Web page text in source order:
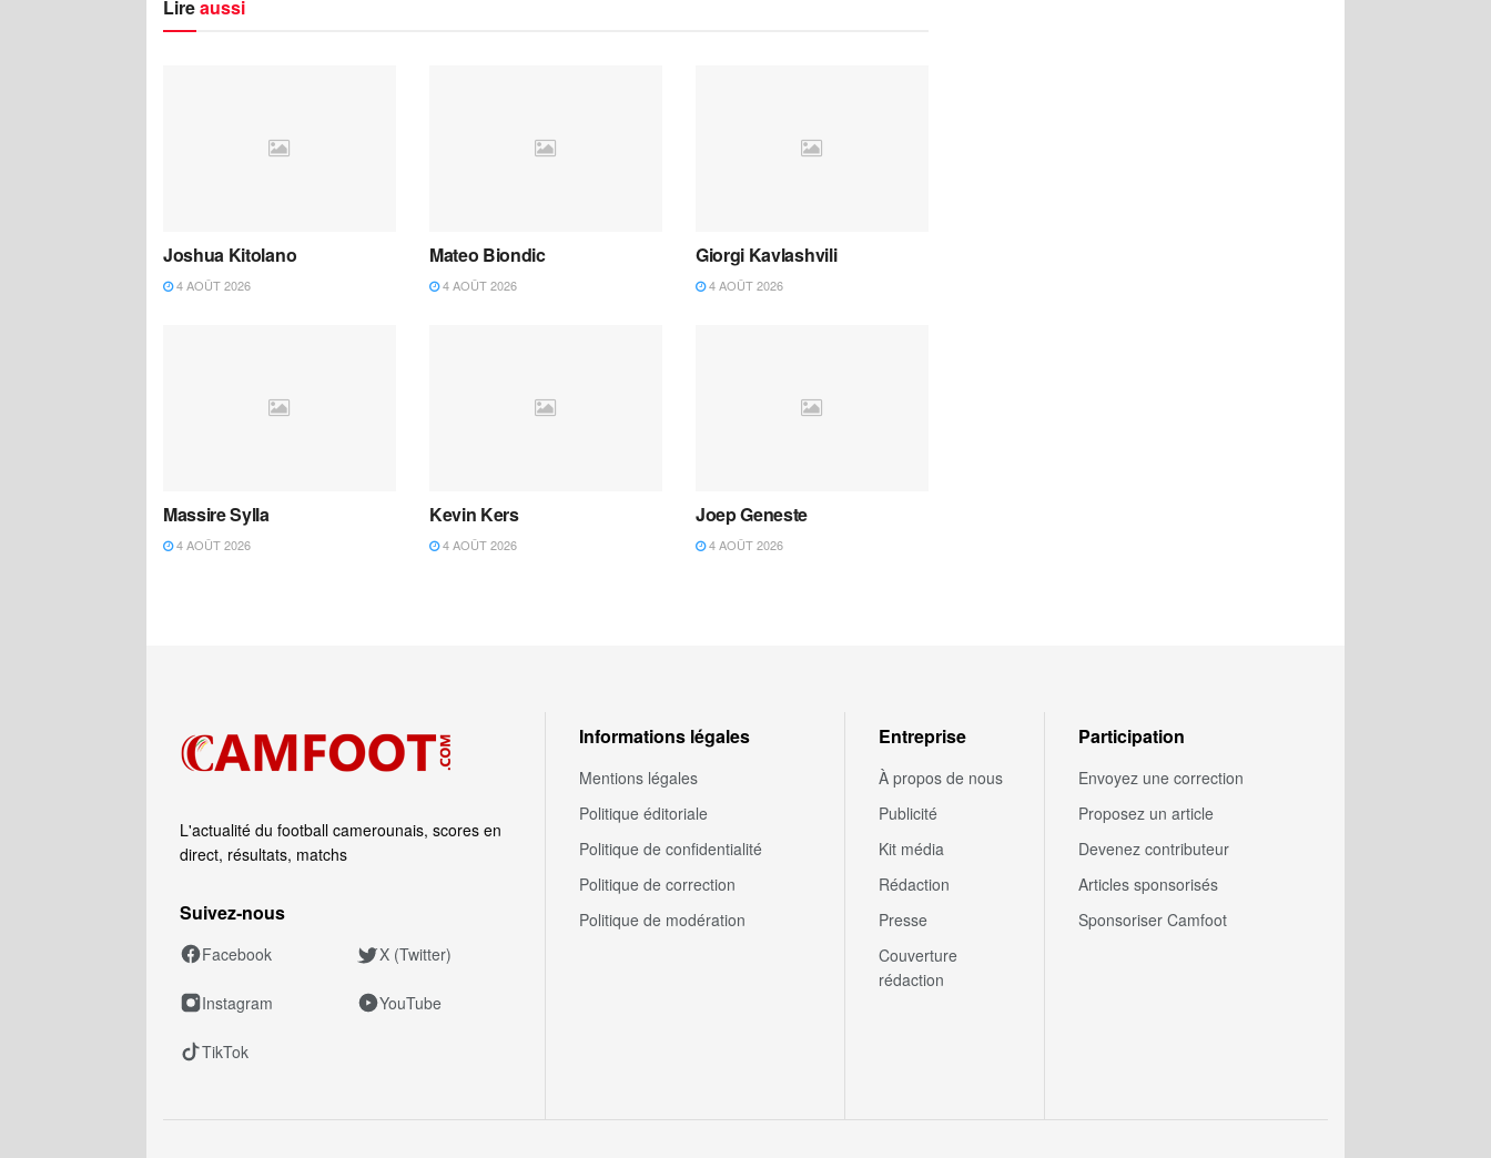
Lireaussi
Joshua Kitolano
4 AOÛT 2026
Mateo Biondic
4 AOÛT 2026
Giorgi Kavlashvili
4 AOÛT 2026
Massire Sylla
4 AOÛT 2026
Kevin Kers
4 AOÛT 2026
Joep Geneste
4 AOÛT 2026
L'actualité du football camerounais, scores en
direct, résultats, matchs
Suivez‑nous
Facebook X (Twitter)
Instagram YouTube
TikTok
Informations légales
Mentions légales
Politique éditoriale
Politique de confidentialité
Politique de correction
Politique de modération
Entreprise
À propos de nous
Publicité
Kit média
Rédaction
Presse
Couverture
rédaction
Participation
Envoyez une correction
Proposez un article
Devenez contributeur
Articles sponsorisés
Sponsoriser Camfoot